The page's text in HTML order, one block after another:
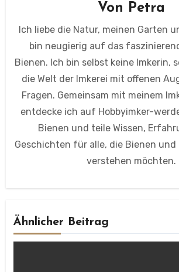
Von Petra
Ich liebe die Natur, meinen Garten
bin neugierig auf das
Bienen. Ich bin selbst keine Imkerin,
die Welt der Imkerei mit offenen
Fragen. Gemeinsam mit meinem
entdecke ich auf Hobbyimker-
Bienen und teile Wissen,
Geschichten für alle, die Bienen und
verstehen möchten.
Ähnlicher Beitrag